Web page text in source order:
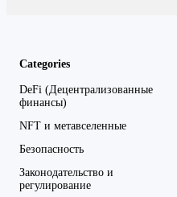
Categories
DeFi (Децентрализованные
финансы)
NFT и метавселенные
Безопасность
Законодательство и
регулирование